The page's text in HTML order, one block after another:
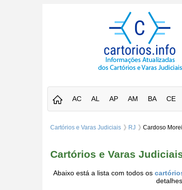
AC AL AP AM BA CE
Cartórios e Varas Judiciais RJ Cardoso
Cartórios e Varas
Abaixo está a lista com todos os